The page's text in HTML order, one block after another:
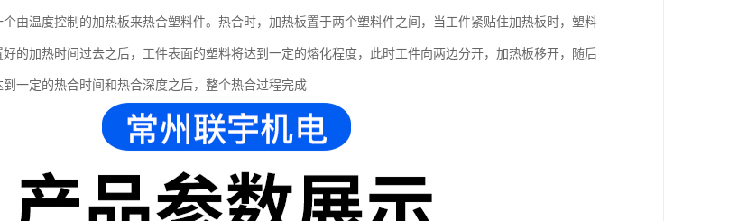
由温度控制的加热板来热合塑料件。热合时，加热板置于两个塑料件之间，当工件紧贴住加热板时，塑料
的加热时间过去之后，工件表面的塑料将达到一定的熔化程度，此时工件向两边分开，加热板移开，随后
一定的热合时间和热合深度之后，整个热合过程完成